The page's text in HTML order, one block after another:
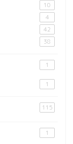
10
4
42
38
1
1
115
1